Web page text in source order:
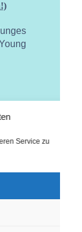
Service zu